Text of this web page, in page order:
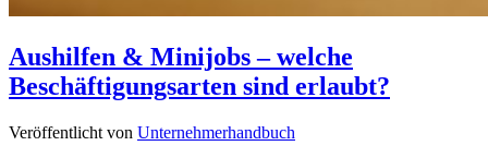
Aushilfen & Minijobs – welche
Beschäftigungsarten sind erlaubt?
Veröffentlicht von Unternehmerhandbuch